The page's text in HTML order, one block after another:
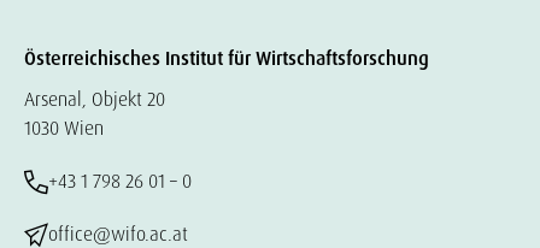
Österreichisches Institut für Wirtschaftsforschung
Arsenal, Objekt 20
1030 Wien
+43 1 798 26 01 – 0
office@wifo.ac.at